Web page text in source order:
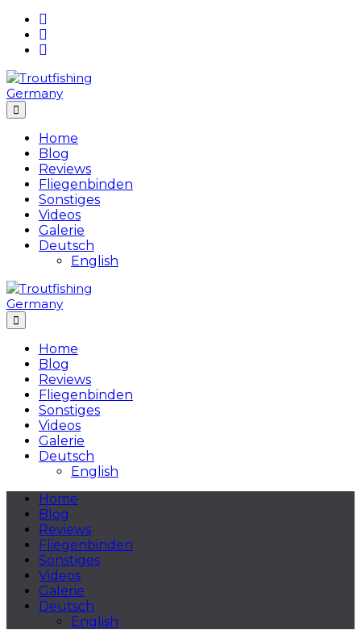
Skip
content
Home
Blog
Reviews
Fliegenbinden
Sonstiges
Videos
Galerie
Deutsch
English
Home
Blog
Reviews
Fliegenbinden
Sonstiges
Videos
Galerie
Deutsch
English
Home
Blog
Reviews
Fliegenbinden
Sonstiges
Videos
Galerie
Deutsch
English